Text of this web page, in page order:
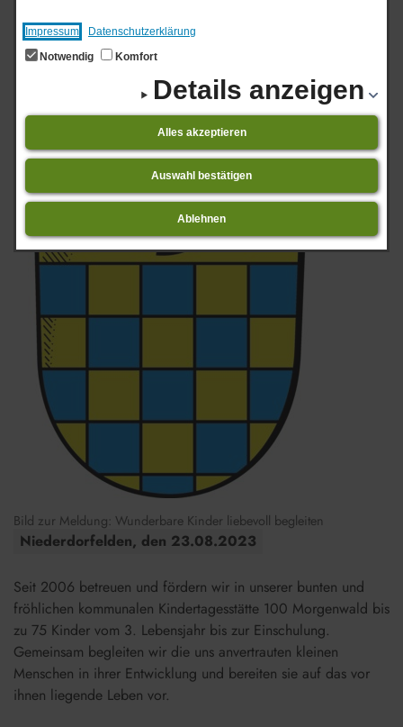
Impressum
Datenschutzerklärung
Notwendig
Komfort
Details anzeigen
Alles akzeptieren
Auswahl bestätigen
Ablehnen
Vorlesen
Wunderbare Kinder
liebevoll begleiten
Bild zur Meldung: Wunderbare Kinder liebevoll begleiten
Niederdorfelden, den 23.​08.​2023
Seit 2006 betreuen und fördern wir in unserer bunten und
fröhlichen kommunalen Kindertagesstätte 100 Morgenwald bis
zu 75 Kinder vom 3. Lebensjahr bis zur Einschulung.
Gemeinsam begleiten wir die uns anvertrauten kleinen
Menschen in ihrer Entwicklung und bereiten sie auf das vor
ihnen liegende Leben vor.